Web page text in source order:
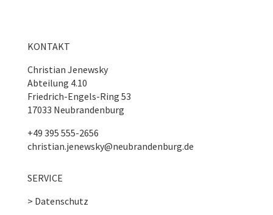
KONTAKT
Christian Jenewsky
Abteilung 4.10
Friedrich-Engels-Ring 53
17033 Neubrandenburg
+49 395 555-2656
christian.jenewsky@neubrandenburg.de
SERVICE
> Datenschutz